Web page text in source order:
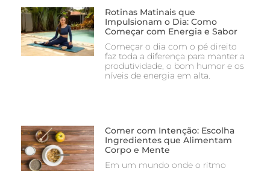
Rotinas Matinais que
Impulsionam o Dia: Como
Começar com Energia e Sabor
Começar o dia com o pé direito
faz toda a diferença para manter a
produtividade, o bom humor e os
níveis de energia em alta.
Comer com Intenção: Escolha
Ingredientes que Alimentam
Corpo e Mente
Em um mundo onde o ritmo